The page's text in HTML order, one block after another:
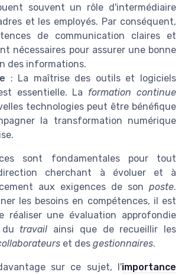
souvent un rôle d'intermédiaire
et les employés. Par conséquent,
de communication claires et
nécessaires pour assurer une bonne
des informations.
: La maîtrise des outils et logiciels
essentielle. La formation continue
technologies peut être bénéfique
la transformation numérique
sont fondamentales pour tout
cherchant à évoluer et à
aux exigences de son poste.
les besoins en compétences, il est
réaliser une évaluation approfondie
du travail ainsi que de recueillir les
et des gestionnaires.
sur ce sujet, l'importance